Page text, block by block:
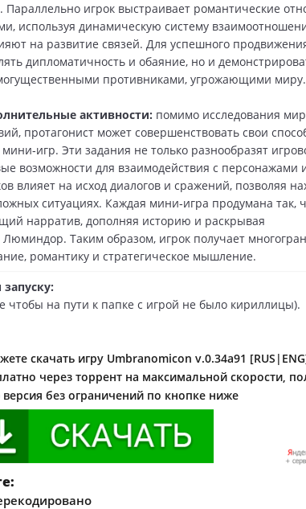
игрок выстраивает романтические
используя динамическую систему
на развитие связей. Для успешного
дипломатичность и обаяние, но и
противниками, угрожающими миру.
активности: помимо исследования
протагонист может совершенствовать свои
Эти задания не только разнообразят
возможности для взаимодействия с персонажами
влияет на исход диалогов и сражений, позволяя
ситуациях. Каждая мини‑игра продумана так,
нарратив, дополняя историю и раскрывая
Таким образом, игрок получает
романтику и стратегическое мышление.
чтобы на пути к папке с игрой не было кириллицы).
скачать игру Umbranomicon v.0.34a91
через торрент на максимальной скорости,
версия без ограничений по кнопке ниже